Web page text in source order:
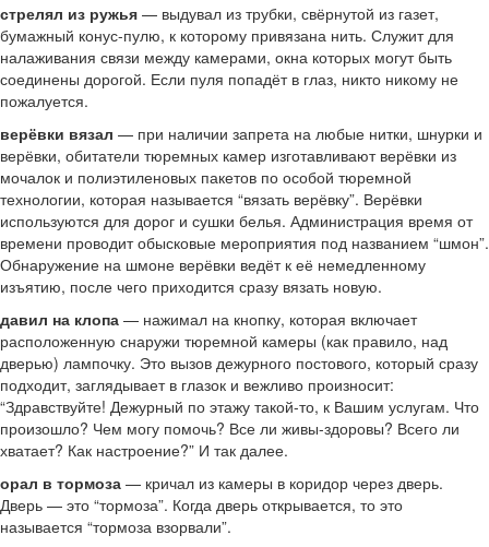
стрелял из ружья — выдувал из трубки, свёрнутой из газет,
бумажный конус-пулю, к которому привязана нить. Служит для
налаживания связи между камерами, окна которых могут быть
соединены дорогой. Если пуля попадёт в глаз, никто никому не
пожалуется.
верёвки вязал — при наличии запрета на любые нитки, шнурки и
верёвки, обитатели тюремных камер изготавливают верёвки из
мочалок и полиэтиленовых пакетов по особой тюремной
технологии, которая называется “вязать верёвку”. Верёвки
используются для дорог и сушки белья. Администрация время от
времени проводит обысковые мероприятия под названием “шмон”.
Обнаружение на шмоне верёвки ведёт к её немедленному
изъятию, после чего приходится сразу вязать новую.
давил на клопа — нажимал на кнопку, которая включает
расположенную снаружи тюремной камеры (как правило, над
дверью) лампочку. Это вызов дежурного постового, который сразу
подходит, заглядывает в глазок и вежливо произносит:
“Здравствуйте! Дежурный по этажу такой-то, к Вашим услугам. Что
произошло? Чем могу помочь? Все ли живы-здоровы? Всего ли
хватает? Как настроение?” И так далее.
орал в тормоза — кричал из камеры в коридор через дверь.
Дверь — это “тормоза”. Когда дверь открывается, то это
называется “тормоза взорвали”.